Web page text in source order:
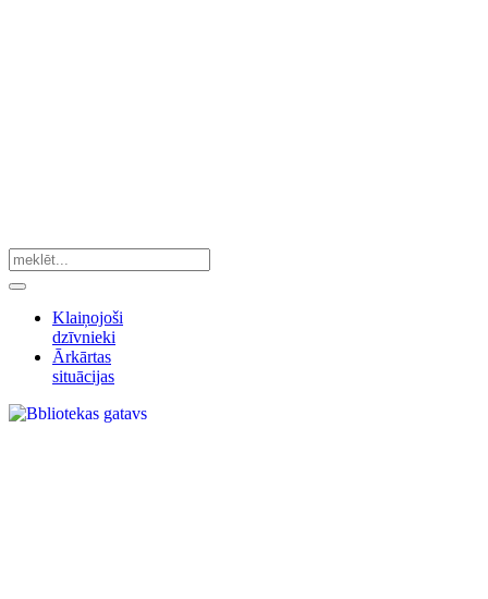
Klaiņojoši
dzīvnieki
Ārkārtas
situācijas